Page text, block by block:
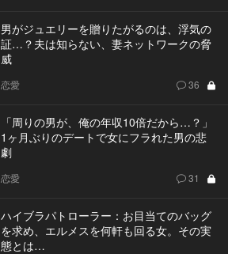
男がジュエリーを贈りたがるのは、浮気の
証…？夫は知らない、妻ネットワークの脅
威
恋愛 36
「周りの男が、俺の年収10倍だから…？」
1ヶ月ぶりのデートで女にフラれた男の悲
劇
恋愛 31
ハイブラパトローラー：お目当てのバッグ
を求め、エルメスを何軒も回る女。その実
態とは…